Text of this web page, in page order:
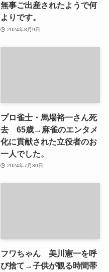
無事ご出産されたようで何
よりです。
2024年8月9日
プロ雀士・馬場裕一さん死
去 65歳→麻雀のエンタメ
化に貢献された立役者のお
一人でした。
2024年7月30日
フワちゃん 美川憲一を呼
び捨て→子供が観る時間帯